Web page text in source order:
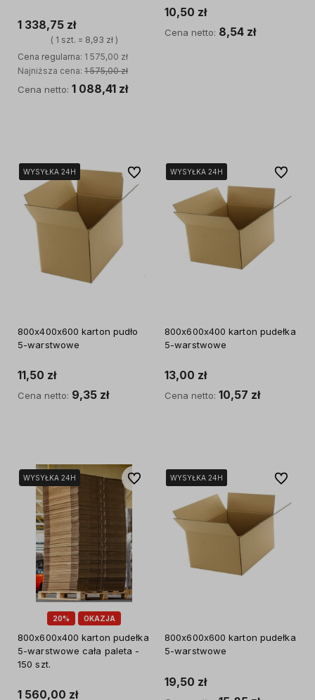
1 338,75 zł
( 1 szt. = 8,93 zł )
Cena regularna: 1 575,00 zł
Najniższa cena: 1 575,00 zł
Cena netto: 1 088,41 zł
10,50 zł
Cena netto: 8,54 zł
WYSYŁKA 24H
WYSYŁKA 24H
WYSYŁKA 24H
WYSYŁKA 24H
800x400x600 karton pudło
5-warstwowe
11,50 zł
Cena netto: 9,35 zł
Do ulubionychWYSYŁKA 24H
WYSYŁKA 24H
WYSYŁKA 24H
800x600x400 karton pudełka
5-warstwowe
13,00 zł
Cena netto: 10,57 zł
Do
20% OKAZJA
WYSYŁKA 24H
800x600x400 karton pudełka
5-warstwowe cała paleta -
150 szt.
1 560,00 zł
Do ulubionychWYSYŁKA 24H
WYSYŁKA 24H
WYSYŁKA 24H
WYSYŁKA 24H
800x600x600 karton pudełka
5-warstwowe
19,50 zł
Do